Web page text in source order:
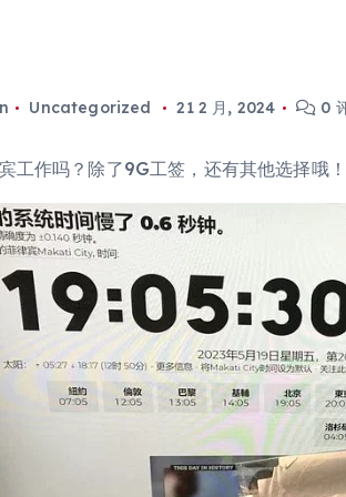
Uncategorized 21 2 月, 2024 0
工作吗？除了9G工签，还有其他选择哦！